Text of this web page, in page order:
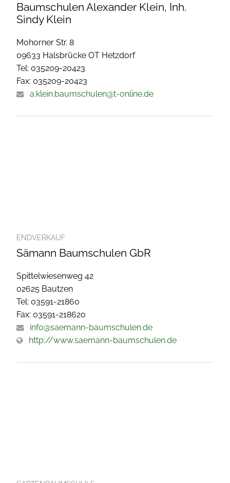
Baumschulen Alexander Klein, Inh.
Sindy Klein
Mohorner Str. 8
09633 Halsbrücke OT Hetzdorf
Tel: 035209-20423
Fax: 035209-20423
a.klein.baumschulen@t-online.de
ENDVERKAUF
Sämann Baumschulen GbR
Spittelwiesenweg 42
02625 Bautzen
Tel: 03591-21860
Fax: 03591-218620
info@saemann-baumschulen.de
http://www.saemann-baumschulen.de